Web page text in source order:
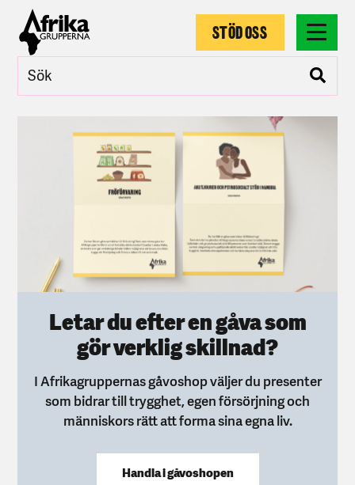
STÖD OSS
Letar du efter en gåva som
gör verklig skillnad?
I Afrikagruppernas gåvoshop väljer du presenter
som bidrar till trygghet, egen försörjning och
människors rätt att forma sina egna liv.
Handla i gåvoshopen